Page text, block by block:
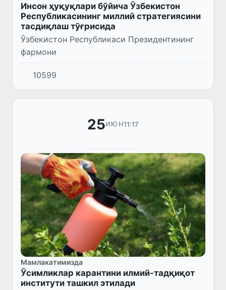
Инсон ҳуқуқлари бўйича Ўзбекистон
Республикасининг миллий стратегиясини
тасдиқлаш тўғрисида
Ўзбекистон Республикаси Президентининг
фармони
10599
25ИЮН11:17
Мамлакатимизда
Ўсимликлар карантини илмий-тадқиқот
институти ташкил этилади